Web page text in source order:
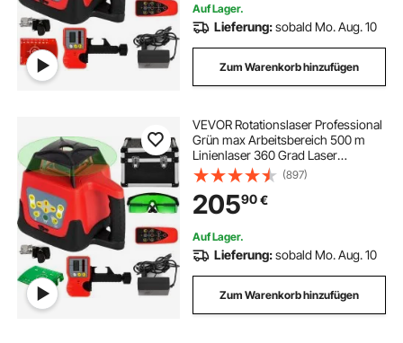
Auf Lager.
Lieferung:sobald Mo. Aug. 10
Zum Warenkorb hinzufügen
VEVOR Rotationslaser Professional
Grün max Arbeitsbereich 500 m
Linienlaser 360 Grad Laser
höhenmesser Wasser- und
staubdicht außenbereich
(897)
20590€
Auf Lager.
Lieferung:sobald Mo. Aug. 10
Zum Warenkorb hinzufügen